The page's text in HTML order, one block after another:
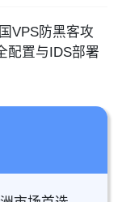
VPS防黑客攻
配置与IDS部署